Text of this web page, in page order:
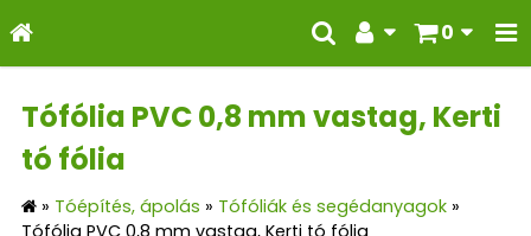
0
Tófólia PVC 0,8 mm vastag, Kerti
tó fólia
» Tóépítés, ápolás » Tófóliák és segédanyagok »
Tófólia PVC 0,8 mm vastag, Kerti tó fólia